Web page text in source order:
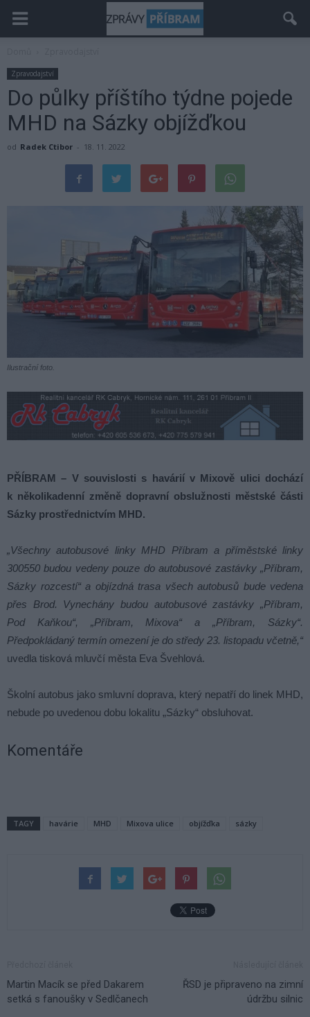
Zpravodajství
Do půlky příštího týdne pojede
MHD na Sázky objížďkou
od Radek Ctibor - 18. 11. 2022
Ilustrační foto.
PŘÍBRAM – V souvislosti s havárií v Mixově ulici dochází
k několikadenní změně dopravní obslužnosti městské části
Sázky prostřednictvím MHD.
„Všechny autobusové linky MHD Příbram a příměstské linky
300550 budou vedeny pouze do autobusové zastávky „Příbram,
Sázky rozcestí“ a objízdná trasa všech autobusů bude vedena
přes Brod. Vynechány budou autobusové zastávky „Příbram,
Pod Kaňkou“, „Příbram, Mixova“ a „Příbram, Sázky“.
Předpokládaný termín omezení je do středy 23. listopadu včetně,“
uvedla tisková mluvčí města Eva Švehlová.
Školní autobus jako smluvní doprava, který nepatří do linek MHD,
nebude po uvedenou dobu lokalitu „Sázky“ obsluhovat.
Komentáře
TAGY havárie MHD Mixova ulice objížďka sázky
Martin Macík se před Dakarem
setká s fanoušky v Sedlčanech
ŘSD je připraveno na zimní
údržbu silnic